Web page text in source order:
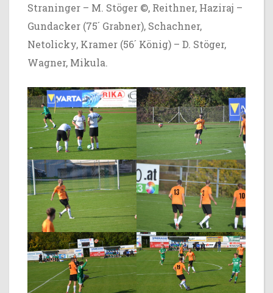
Straninger – M. Stöger ©, Reithner, Haziraj –
Gundacker (75´ Grabner), Schachner,
Netolicky, Kramer (56´ König) – D. Stöger,
Wagner, Mikula.